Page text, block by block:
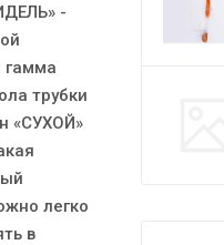
-
гамма
трубки
«СУХОЙ»
легко
в